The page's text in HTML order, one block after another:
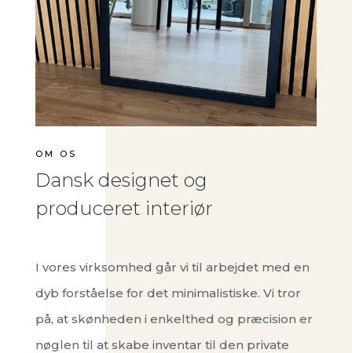
OM OS
Dansk designet og
produceret interiør
I vores virksomhed går vi til arbejdet med en
dyb forståelse for det minimalistiske. Vi tror
på, at skønheden i enkelthed og præcision er
nøglen til at skabe inventar til den private